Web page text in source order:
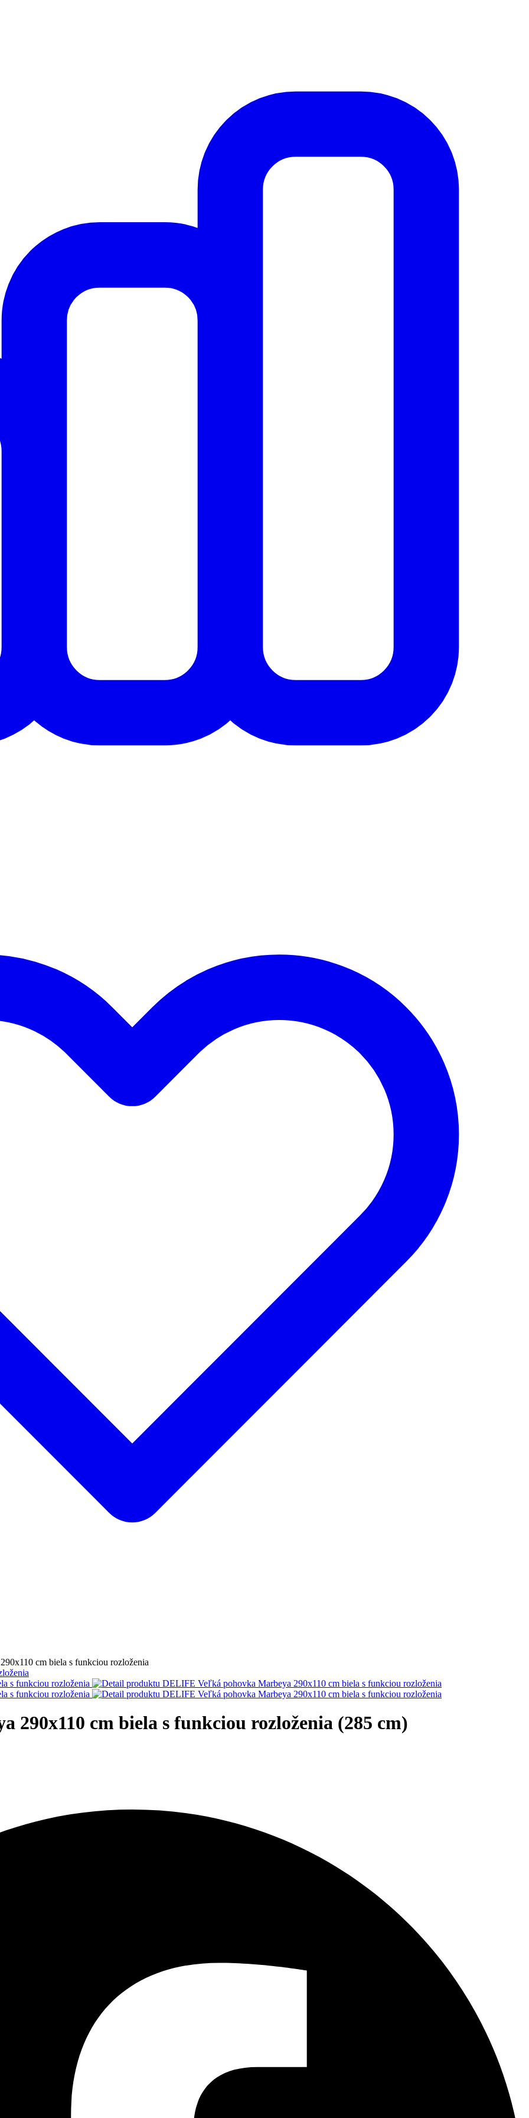
cm biela s funkciou rozloženia
290x110 cm biela s funkciou rozloženia (285 cm)